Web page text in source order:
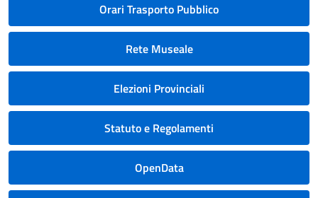
Orari Trasporto Pubblico
Rete Museale
Elezioni Provinciali
Statuto e Regolamenti
OpenData